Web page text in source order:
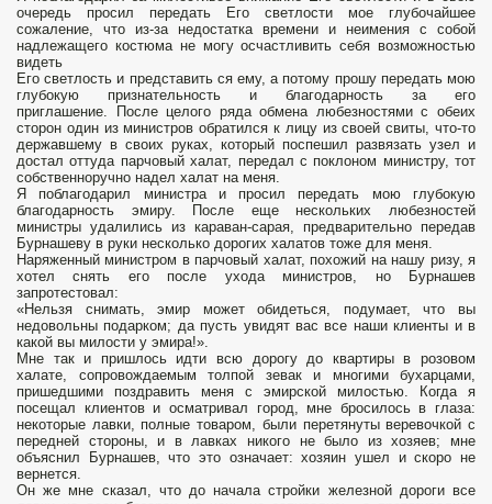
очередь просил передать Его светлости мое глубочайшее
сожаление, что из-за недостатка времени и неимения с собой
надлежащего костюма не могу осчастливить себя возможностью
видеть
Его светлость и представить ся ему, а потому прошу передать мою
глубокую признательность и благодарность за его
приглашение. После целого ряда обмена любезностями с обеих
сторон один из министров обратился к лицу из своей свиты, что-то
державшему в своих руках, который поспешил развязать узел и
достал оттуда парчовый халат, передал с поклоном министру, тот
собственноручно надел халат на меня.
Я поблагодарил министра и просил передать мою глубокую
благодарность эмиру. После еще нескольких любезностей
министры удалились из караван-сарая, предварительно передав
Бурнашеву в руки несколько дорогих халатов тоже для меня.
Наряженный министром в парчовый халат, похожий на нашу ризу, я
хотел снять его после ухода министров, но Бурнашев
запротестовал:
«Нельзя снимать, эмир может обидеться, подумает, что вы
недовольны подарком; да пусть увидят вас все наши клиенты и в
какой вы милости у эмира!».
Мне так и пришлось идти всю дорогу до квартиры в розовом
халате, сопровождаемым толпой зевак и многими бухарцами,
пришедшими поздравить меня с эмирской милостью. Когда я
посещал клиентов и осматривал город, мне бросилось в глаза:
некоторые лавки, полные товаром, были перетянуты веревочкой с
передней стороны, и в лавках никого не было из хозяев; мне
объяснил Бурнашев, что это означает: хозяин ушел и скоро не
вернется.
Он же мне сказал, что до начала стройки железной дороги все